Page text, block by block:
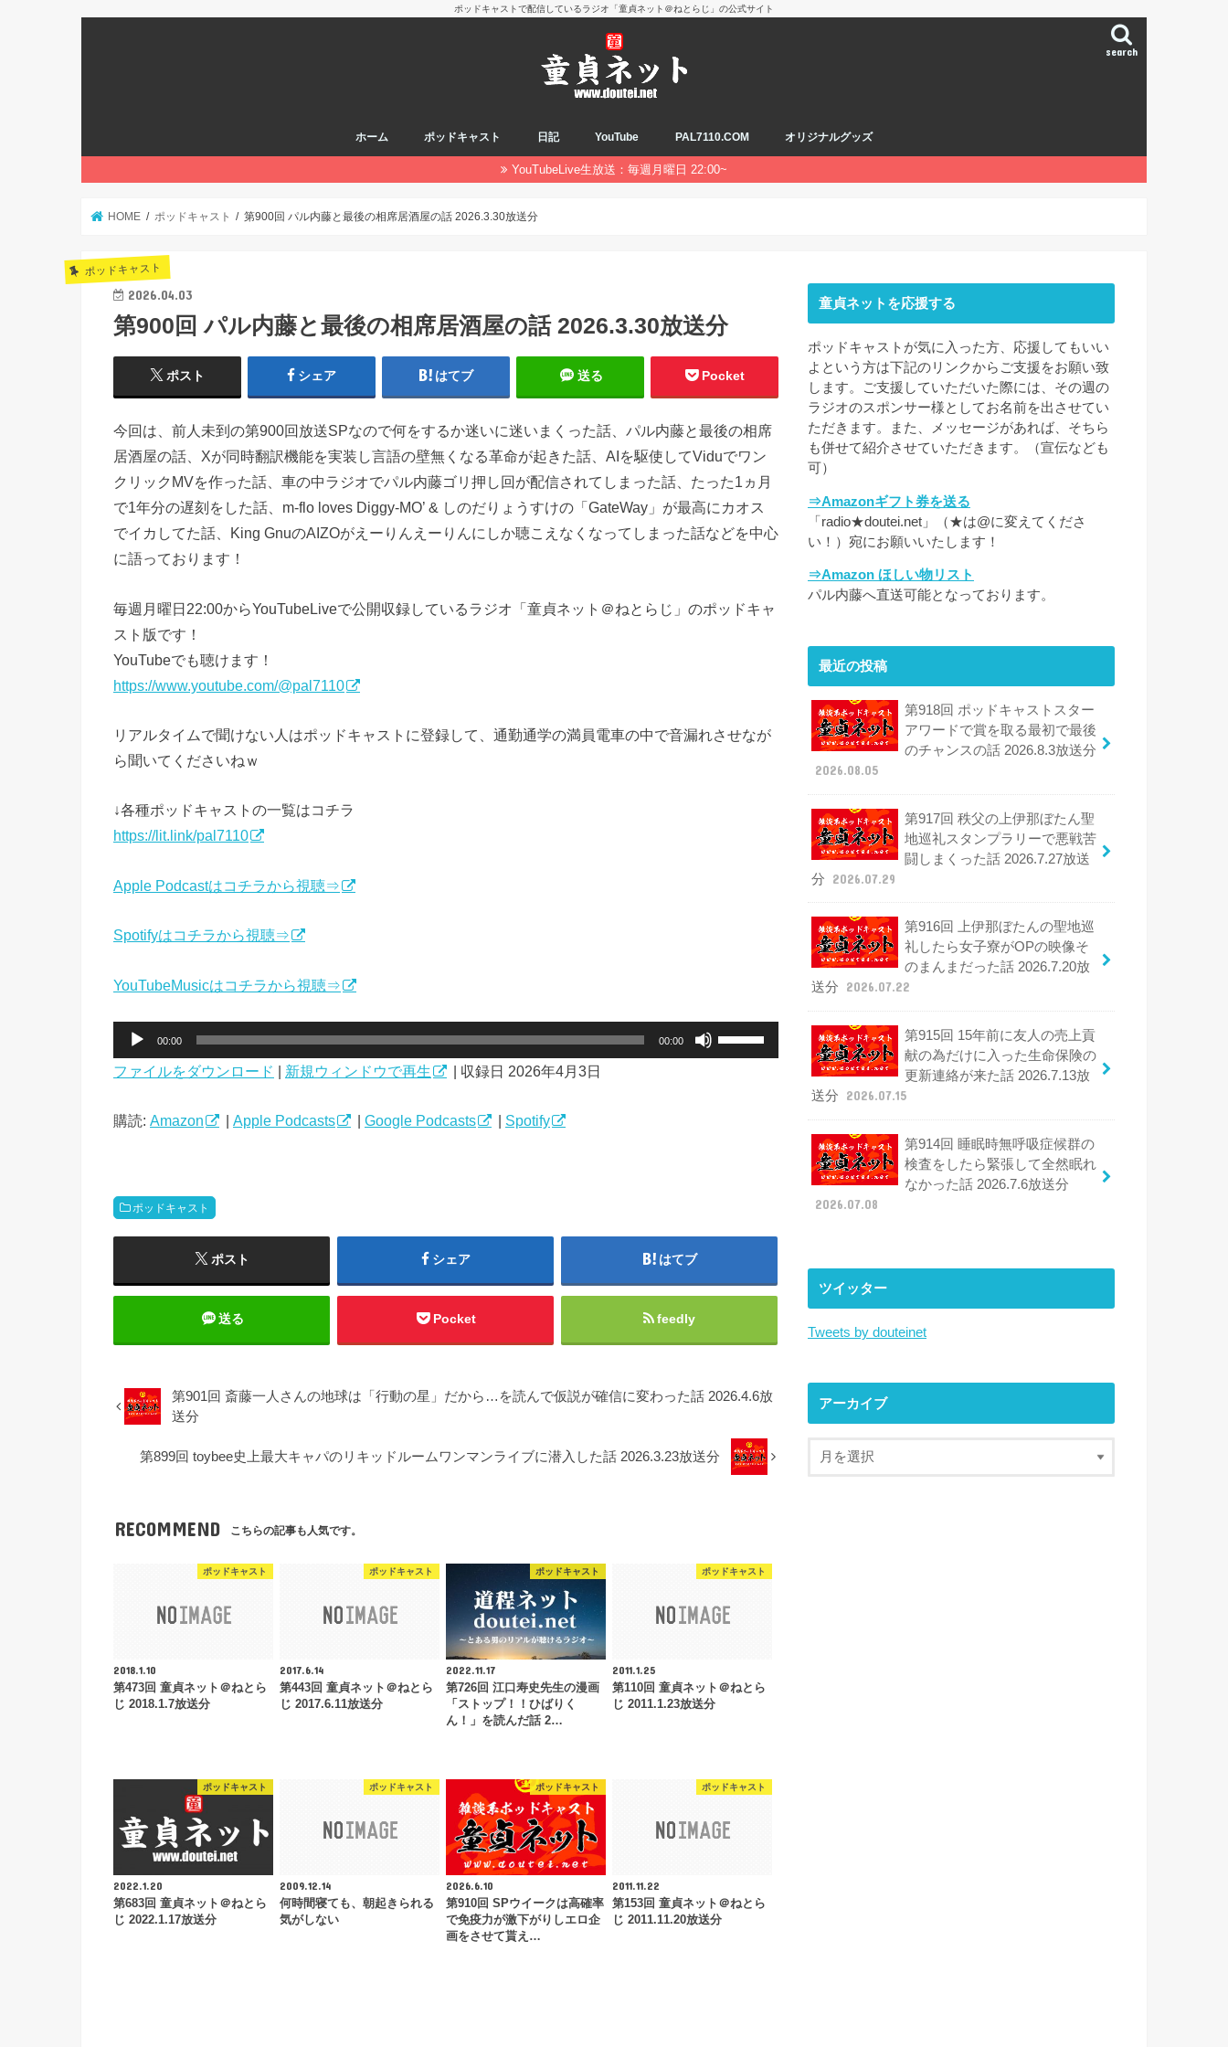
ポッドキャストで配信しているラジオ「童貞ネット＠ねとらじ」の公式サイト
search
ホーム ポッドキャスト 日記 YouTube PAL7110.COM オリジナルグッズ
YouTubeLive生放送：毎週月曜日 22:00~
HOME ポッドキャスト 第900回 パル内藤と最後の相席居酒屋の話 2026.3.30放送分
ポッドキャスト
2026.04.03
第900回 パル内藤と最後の相席居酒屋の話 2026.3.30放送分
ポスト シェア はてブ 送る Pocket
今回は、前人未到の第900回放送SPなので何をするか迷いに迷いまくった話、パル内藤と最後の相席
居酒屋の話、Xが同時翻訳機能を実装し言語の壁無くなる革命が起きた話、AIを駆使してViduでワン
クリックMVを作った話、車の中ラジオでパル内藤ゴリ押し回が配信されてしまった話、たった1ヵ月
で1年分の遅刻をした話、m-flo loves Diggy-MO’ & しのだりょうすけの「GateWay」が最高にカオス
でイカしてた話、King GnuのAIZOがえーりんえーりんにしか聴こえなくなってしまった話などを中心
に語っております！
毎週月曜日22:00からYouTubeLiveで公開収録しているラジオ「童貞ネット＠ねとらじ」のポッドキャ
スト版です！
YouTubeでも聴けます！
https://www.youtube.com/@pal7110
リアルタイムで聞けない人はポッドキャストに登録して、通勤通学の満員電車の中で音漏れさせなが
ら聞いてくださいねｗ
↓各種ポッドキャストの一覧はコチラ
https://lit.link/pal7110
Apple Podcastはコチラから視聴⇒
Spotifyはコチラから視聴⇒
YouTubeMusicはコチラから視聴⇒
プ
ー
00:00 00:00
印
ー
っ
ファイルをダウンロード | 新規ウィンドウで再生 | 収録日 2026年4月3日
購読: Amazon | Apple Podcasts | Google Podcasts | Spotify
ポッドキャスト
ポスト シェア はてブ
送る Pocket feedly
第901回 斎藤一人さんの地球は「行動の星」だから…を読んで仮説が確信に変わった話 2026.4.6放
送分
第899回 toybee史上最大キャパのリキッドルームワンマンライブに潜入した話 2026.3.23放送分
RECOMMEND こちらの記事も人気です。
ポッドキャスト
2018.1.10
第473回 童貞ネット＠ねとら
じ 2018.1.7放送分
ポッドキャスト
2017.6.14
第443回 童貞ネット＠ねとら
じ 2017.6.11放送分
ポッドキャスト
2022.11.17
第726回 江口寿史先生の漫画
「ストップ！！ひばりく
ん！」を読んだ話 2…
ポッドキャスト
2011.1.25
第110回 童貞ネット＠ねとら
じ 2011.1.23放送分
ポッドキャスト
2022.1.20
第683回 童貞ネット＠ねとら
じ 2022.1.17放送分
ポッドキャスト
2009.12.14
何時間寝ても、朝起きられる
気がしない
ポッドキャスト
2026.6.10
第910回 SPウイークは高確率
で免疫力が激下がりしエロ企
画をさせて貰え…
ポッドキャスト
2011.11.22
第153回 童貞ネット＠ねとら
じ 2011.11.20放送分
童貞ネットを応援する
ポッドキャストが気に入った方、応援してもいい
よという方は下記のリンクからご支援をお願い致
します。ご支援していただいた際には、その週の
ラジオのスポンサー様としてお名前を出させてい
ただきます。また、メッセージがあれば、そちら
も併せて紹介させていただきます。（宣伝なども
可）
⇒Amazonギフト券を送る
「radio★doutei.net」（★は@に変えてくださ
い！）宛にお願いいたします！
⇒Amazon ほしい物リスト
パル内藤へ直送可能となっております。
最近の投稿
第918回 ポッドキャストスター
アワードで賞を取る最初で最後
のチャンスの話 2026.8.3放送分
2026.08.05
第917回 秩父の上伊那ぼたん聖
地巡礼スタンプラリーで悪戦苦
闘しまくった話 2026.7.27放送
分
2026.07.29
第916回 上伊那ぼたんの聖地巡
礼したら女子寮がOPの映像そ
のまんまだった話 2026.7.20放
送分
2026.07.22
第915回 15年前に友人の売上貢
献の為だけに入った生命保険の
更新連絡が来た話 2026.7.13放
送分
2026.07.15
第914回 睡眠時無呼吸症候群の
検査をしたら緊張して全然眠れ
なかった話 2026.7.6放送分
2026.07.08
ツイッター
Tweets by douteinet
アーカイブ